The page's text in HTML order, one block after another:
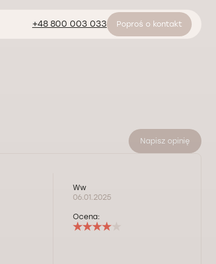
+48 800 003 033 Poproś o kontakt
Napisz opinię
Ww
06.01.2025
Ocena: